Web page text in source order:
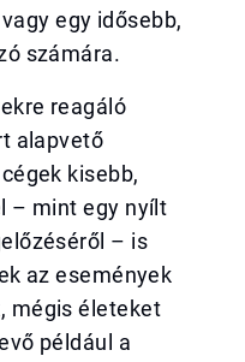
egy idősebb,
számára.
reagáló
alapvető
kisebb,
– mint egy nyílt
– is
az események
mégis életeket
például a